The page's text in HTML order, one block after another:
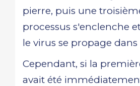
pierre, puis une
processus s'enclenche
le virus se propage dans
Cependant, si la
avait été